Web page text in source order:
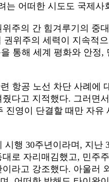
는 어떠한 시도도 국제
주의 간 힘겨루기의 중
권위주의 세력이 지속적
통해 세계 평화와 안정,
항공 노선 차단 사례에
다고 지적했다. 그러면서
진영이 단결할 때만 자
시행 30주년이라며 , 지난
로 자리매김했고, 민주
라고 강조했다. 아울러